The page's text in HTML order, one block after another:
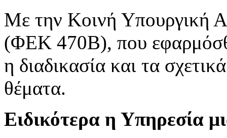
Με την Κοινή Υπουργική
(ΦΕΚ 470Β), που
η διαδικασία και τα
θέματα.
Ειδικότερα η Υπηρεσία